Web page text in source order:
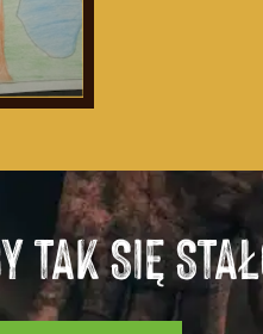
TAK SIĘ